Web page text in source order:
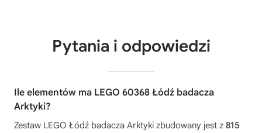
Pytania i odpowiedzi
Ile elementów ma LEGO 60368 Łódź badacza
Arktyki?
Zestaw LEGO Łódź badacza Arktyki zbudowany jest z 815